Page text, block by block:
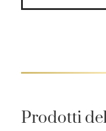
Prodotti